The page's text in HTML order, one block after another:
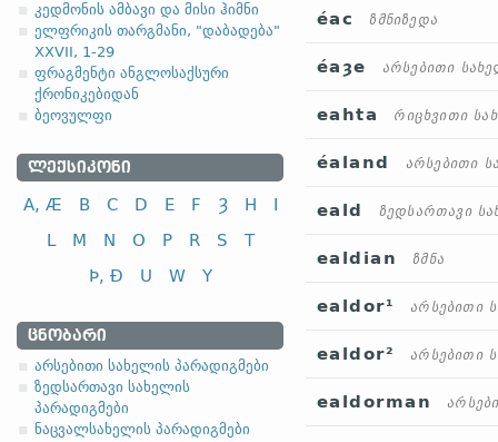
კედმონის ამბავი და მისი ჰიმნი
ელფრიკის თარგმანი, "დაბადება"
XXVII, 1-29
ფრაგმენტი ანგლოსაქსური
ქრონიკებიდან
ბეოვულფი
ᲚᲔᲥᲡᲘᲙᲝᲜᲘ
A, Æ B C D E F Ȝ H
I
L
M N O P R S
T
Þ, Ð
U W Y
ᲪᲜᲝᲑᲐᲠᲘ
არსებითი სახელის პარადიგმები
ზედსართავი სახელის
პარადიგმები
ნაცვალსახელის პარადიგმები
éac ზმნიზედა
éaȝe არსებითი
eahta რიცხვითი
éaland არსებითი
eald ზედსართავი
ealdian ზმნა
ealdor¹ არსებითი
ealdor² არსებითი
ealdorman